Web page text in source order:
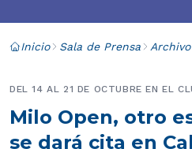
Inicio Sala de Prensa
Milo Open, otro
se dará cita en
DEL 14 AL 21 DE OCTUBRE EN EL